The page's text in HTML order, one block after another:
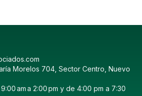
Morelos 704, Sector Centro, Nuevo
am a 2:00 pm y de 4:00 pm a 7:30